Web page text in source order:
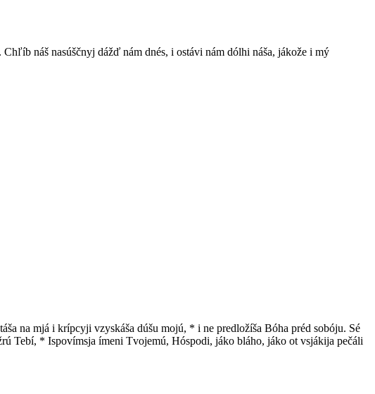
náš nasúščnyj dážď nám dnés, i ostávi nám dólhi náša, jákože i mý
na mjá i krípcyji vzyskáša dúšu mojú, * i ne predložíša Bóha préd sobóju. Sé
Tebí, * Ispovímsja ímeni Tvojemú, Hóspodi, jáko bláho, jáko ot vsjákija pečáli